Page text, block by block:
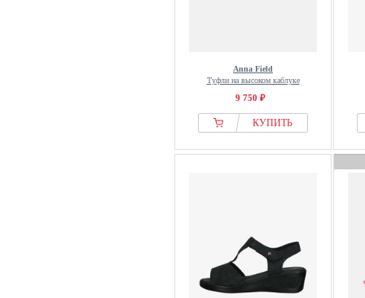
Anna Field
Туфли на высоком каблуке
9 750 ₽
КУПИТЬ